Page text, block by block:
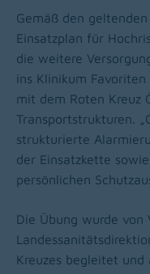
Gemäß den
Einsatzplan für
die weitere
ins Klinikum
mit dem Roten Kreuz
Transportstrukturen.
strukturierte
der Einsatzkette
persönlichen
Die Übung wurde von
Kreuzes begleitet